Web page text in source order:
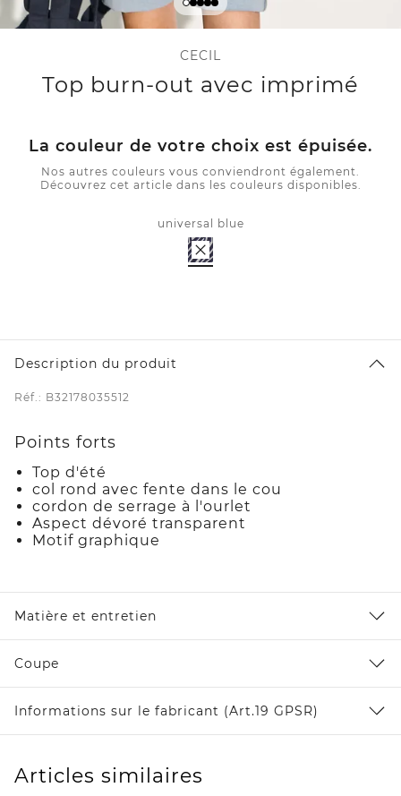
CECIL
Top burn-out avec imprimé
La couleur de votre choix est épuisée.
Nos autres couleurs vous conviendront également.
Découvrez cet article dans les couleurs disponibles.
universal blue
Description du produit
Réf.: B32178035512
Points forts
Top d'été
col rond avec fente dans le cou
cordon de serrage à l'ourlet
Aspect dévoré transparent
Motif graphique
Matière et entretien
Coupe
Informations sur le fabricant (Art.19 GPSR)
Articles similaires